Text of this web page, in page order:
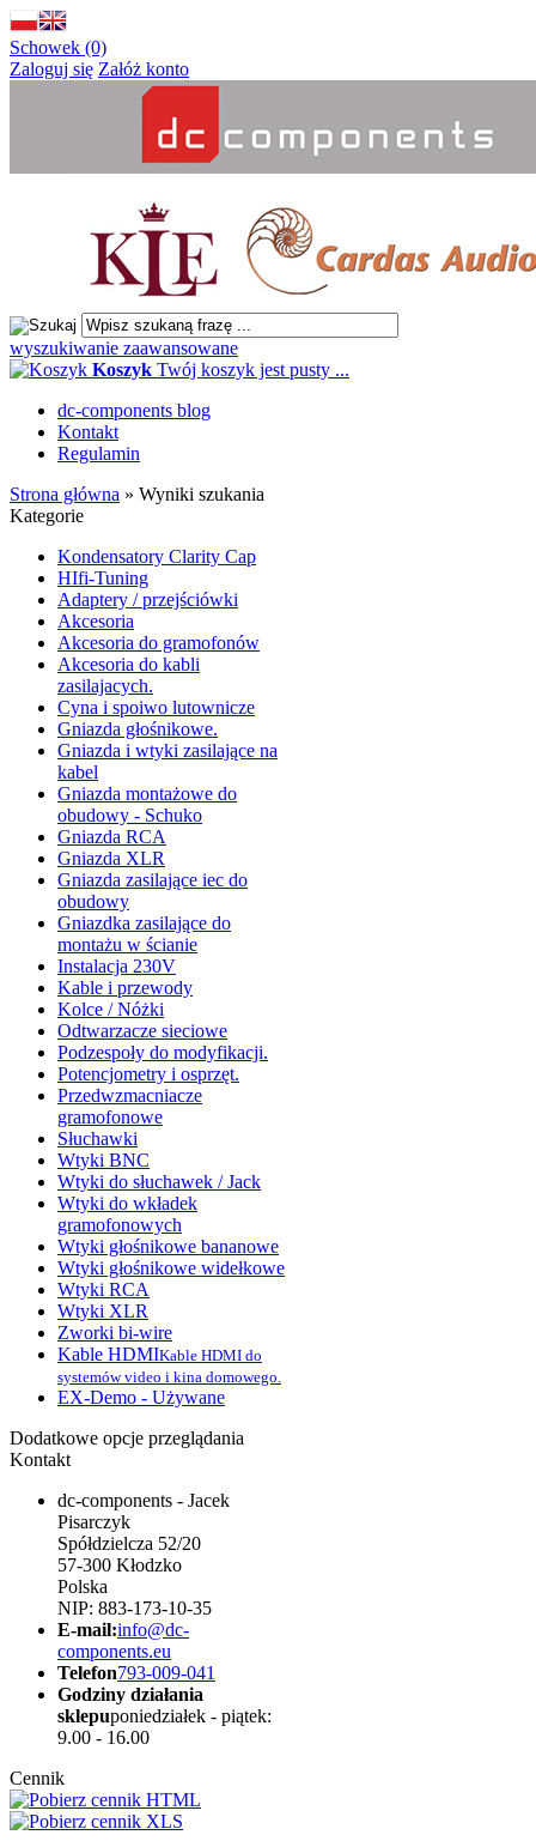
Schowek (0)
Zaloguj się Załóż konto
wyszukiwanie zaawansowane
Koszyk Twój koszyk jest pusty ...
dc-components blog
Kontakt
Regulamin
Strona główna » Wyniki szukania
Kategorie
Kondensatory Clarity Cap
HIfi-Tuning
Adaptery / przejściówki
Akcesoria
Akcesoria do gramofonów
Akcesoria do kabli
zasilajacych.
Cyna i spoiwo lutownicze
Gniazda głośnikowe.
Gniazda i wtyki zasilające na
kabel
Gniazda montażowe do
obudowy - Schuko
Gniazda RCA
Gniazda XLR
Gniazda zasilające iec do
obudowy
Gniazdka zasilające do
montażu w ścianie
Instalacja 230V
Kable i przewody
Kolce / Nóżki
Odtwarzacze sieciowe
Podzespoły do modyfikacji.
Potencjometry i osprzęt.
Przedwzmacniacze
gramofonowe
Słuchawki
Wtyki BNC
Wtyki do słuchawek / Jack
Wtyki do wkładek
gramofonowych
Wtyki głośnikowe bananowe
Wtyki głośnikowe widełkowe
Wtyki RCA
Wtyki XLR
Zworki bi-wire
Kable HDMIKable HDMI do
systemów video i kina domowego.
EX-Demo - Używane
Dodatkowe opcje przeglądania
Kontakt
dc-components - Jacek
Pisarczyk
Spółdzielcza 52/20
57-300 Kłodzko
Polska
NIP: 883-173-10-35
E-mail:info@dc-
components.eu
Telefon793-009-041
Godziny działania
sklepuponiedziałek - piątek:
9.00 - 16.00
Cennik